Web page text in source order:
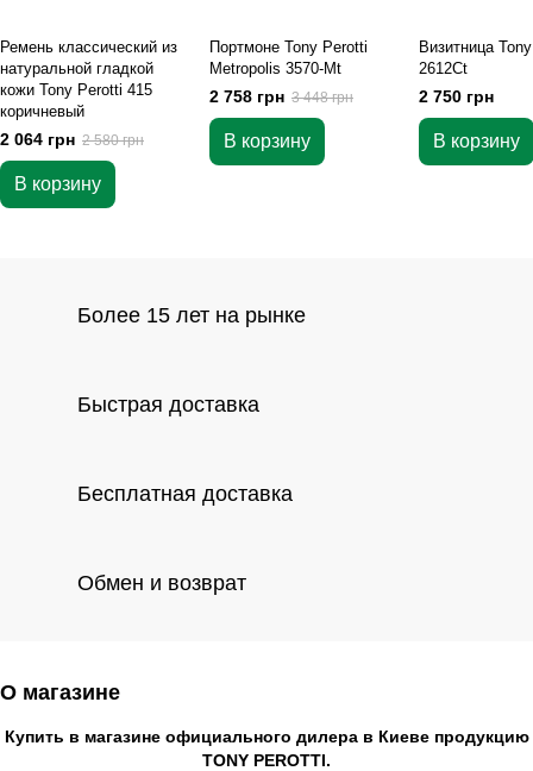
Ремень классический из
натуральной гладкой
кожи Tony Perotti 415
коричневый
2 064 грн 2 580 грн
В корзину
Портмоне Tony Perotti
Metropolis 3570-Mt
2 758 грн 3 448 грн
В корзину
Визитница
2612Ct
2 750 грн
В корзину
Более 15 лет на рынке
Быстрая доставка
Бесплатная доставка
Обмен и возврат
О магазине
Купить в магазине официального дилера в Киеве продукцию
TONY PEROTTI.